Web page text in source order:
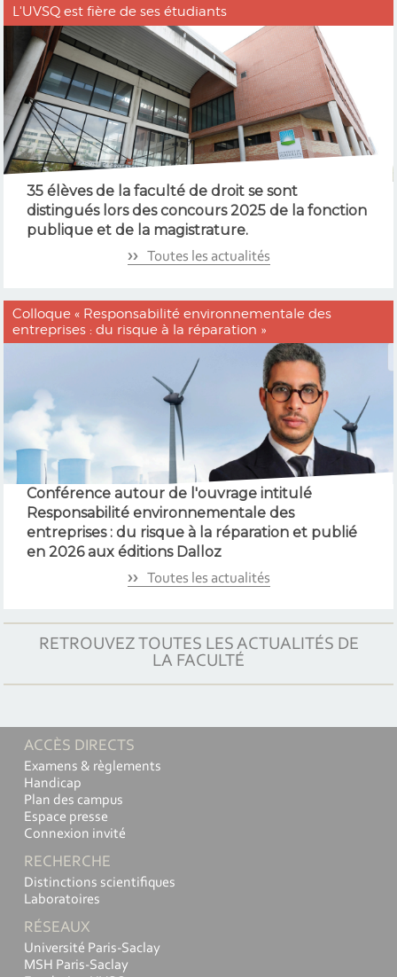
L'UVSQ est fière de ses étudiants
35 élèves de la faculté de droit se sont
distingués lors des concours 2025 de la fonction
publique et de la magistrature.
Toutes les actualités
Colloque « Responsabilité environnementale des
entreprises : du risque à la réparation »
Conférence autour de l'ouvrage intitulé
Responsabilité environnementale des
entreprises : du risque à la réparation et publié
en 2026 aux éditions Dalloz
Toutes les actualités
RETROUVEZ TOUTES LES ACTUALITÉS DE
LA FACULTÉ
ACCÈS DIRECTS
Examens & règlements
Handicap
Plan des campus
Espace presse
Connexion invité
RECHERCHE
Distinctions scientifiques
Laboratoires
RÉSEAUX
Université Paris-Saclay
MSH Paris-Saclay